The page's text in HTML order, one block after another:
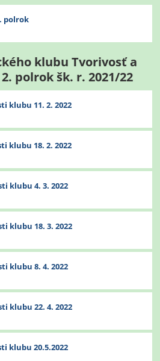
polrok
klubu Tvorivosť a
polrok šk. r. 2021/22
klubu 11. 2. 2022
klubu 18. 2. 2022
klubu 4. 3. 2022
klubu 18. 3. 2022
klubu 8. 4. 2022
klubu 22. 4. 2022
klubu 20.5.2022